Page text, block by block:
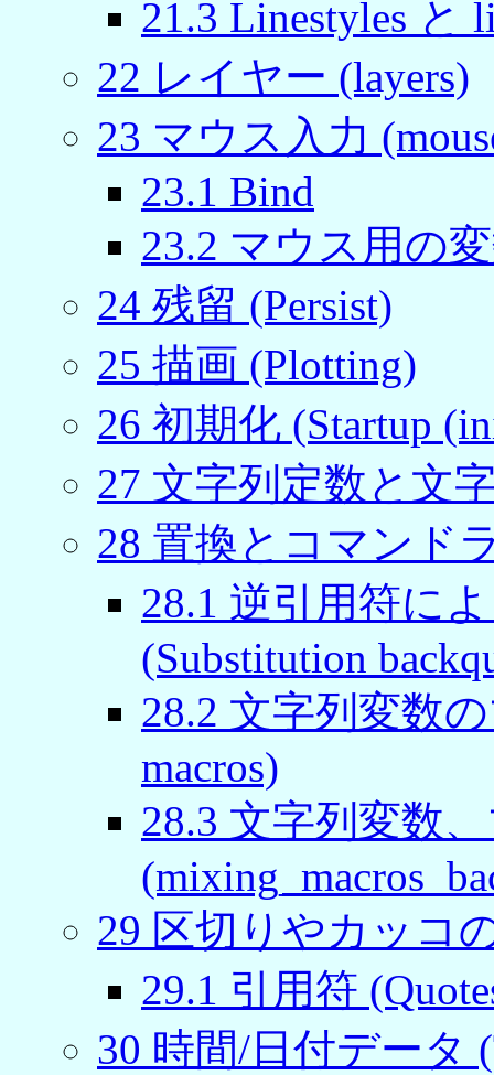
21.3 Linestyles と
22 レイヤー (layers)
23 マウス入力
23.1 Bind
23.2 マウス用の
24 残留 (Persist)
25 描画 (Plotting)
26 初期化 (Startup
27 文字列定数と文
28 置換とコマンド
28.1 逆引用符に
(Substitution
28.2 文字列変数
macros)
28.3 文字列変数
29 区切りやカッコ
29.1 引用符
30 時間/日付データ